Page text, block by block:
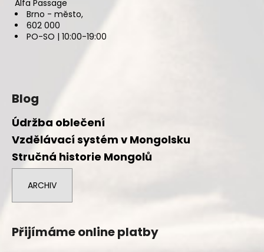
Alfa Passage
Brno - město,
602 000
PO-SO | 10:00-19:00
Blog
Údržba oblečení
Vzdělávací systém v Mongolsku
Stručná historie Mongolů
ARCHIV
Přijímáme online platby